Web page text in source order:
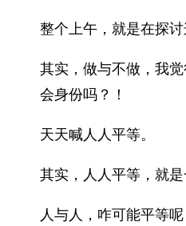
整个上午，就是在探讨
其实，做与不做，我
会身份吗？！
天天喊人人平等。
其实，人人平等，就是
人与人，咋可能平等呢